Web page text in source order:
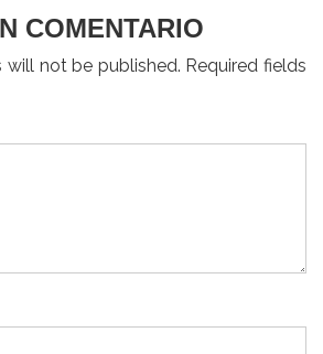
COMENTARIO
will not be published. Required fields